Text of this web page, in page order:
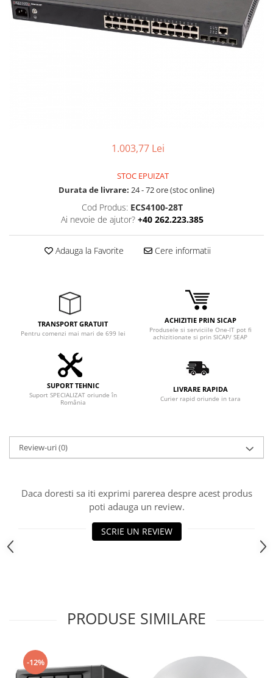
Smartphone IPhone
Boxe
Mouse
1.003,77 Lei
STOC EPUIZAT
Durata de livrare: 24 - 72 ore (stoc online)
Cod Produs: ECS4100-28T
Ai nevoie de ajutor? +40 262.223.385
Adauga la Favorite Cere informatii
TRANSPORT GRATUIT
Pentru comenzi mai mari de 699 lei
ACHIZITIE PRIN SICAP
Produsele si serviciile One-IT pot fi
achizitionate si prin SICAP/ SEAP
SUPORT TEHNIC
Suport SPECIALIZAT oriunde în
România
LIVRARE RAPIDA
Curier rapid oriunde in tara
Review-uri(0)
Daca doresti sa iti exprimi parerea despre acest produs
poti adauga un review.
SCRIE UN REVIEW
PRODUSE SIMILARE
-12%